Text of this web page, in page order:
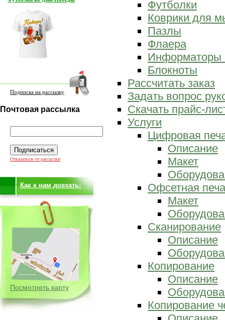
Подписка на рассылку
Почтовая рассылка
Отказаться от рассылки
Как к нам доехать:
Посмотреть карту
Футболки
Коврики для
Пазлы
Флаера
Информаторы
Блокноты
Рассчитать заказ
Задать вопрос
Скачать прайс-
Услуги
Цифровая
Описание
Макет
Офсетная
Макет
Сканирование
Описание
Копирование
Описание
Копирование